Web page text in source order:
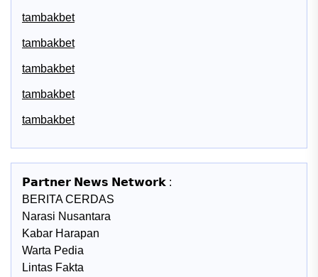
tambakbet
tambakbet
tambakbet
tambakbet
tambakbet
𝗣𝗮𝗿𝘁𝗻𝗲𝗿 𝗡𝗲𝘄𝘀 𝗡𝗲𝘁𝘄𝗼𝗿𝗸 :
BERITA CERDAS
Narasi Nusantara
Kabar Harapan
Warta Pedia
Lintas Fakta